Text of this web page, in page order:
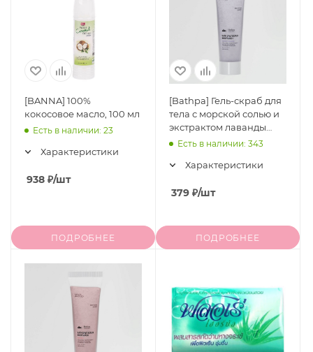
[BANNA] 100%
кокосовое масло, 100 мл
Есть в наличии: 23
Характеристики
938 ₽/шт
ПОДРОБНЕЕ
[Bathpa] Гель-скраб для
тела с морской солью и
экстрактом лаванды
Bath Salt Scrub Body
30 мл
Есть в наличии: 343
Характеристики
379 ₽/шт
ПОДРОБНЕЕ